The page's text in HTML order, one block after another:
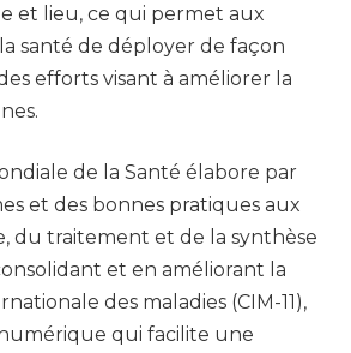
et lieu, ce qui permet aux
santé de déployer de façon
efforts visant à améliorer la
de la Santé élabore par
et des bonnes pratiques aux
du traitement et de la synthèse
et en améliorant la
des maladies (CIM-11),
qui facilite une